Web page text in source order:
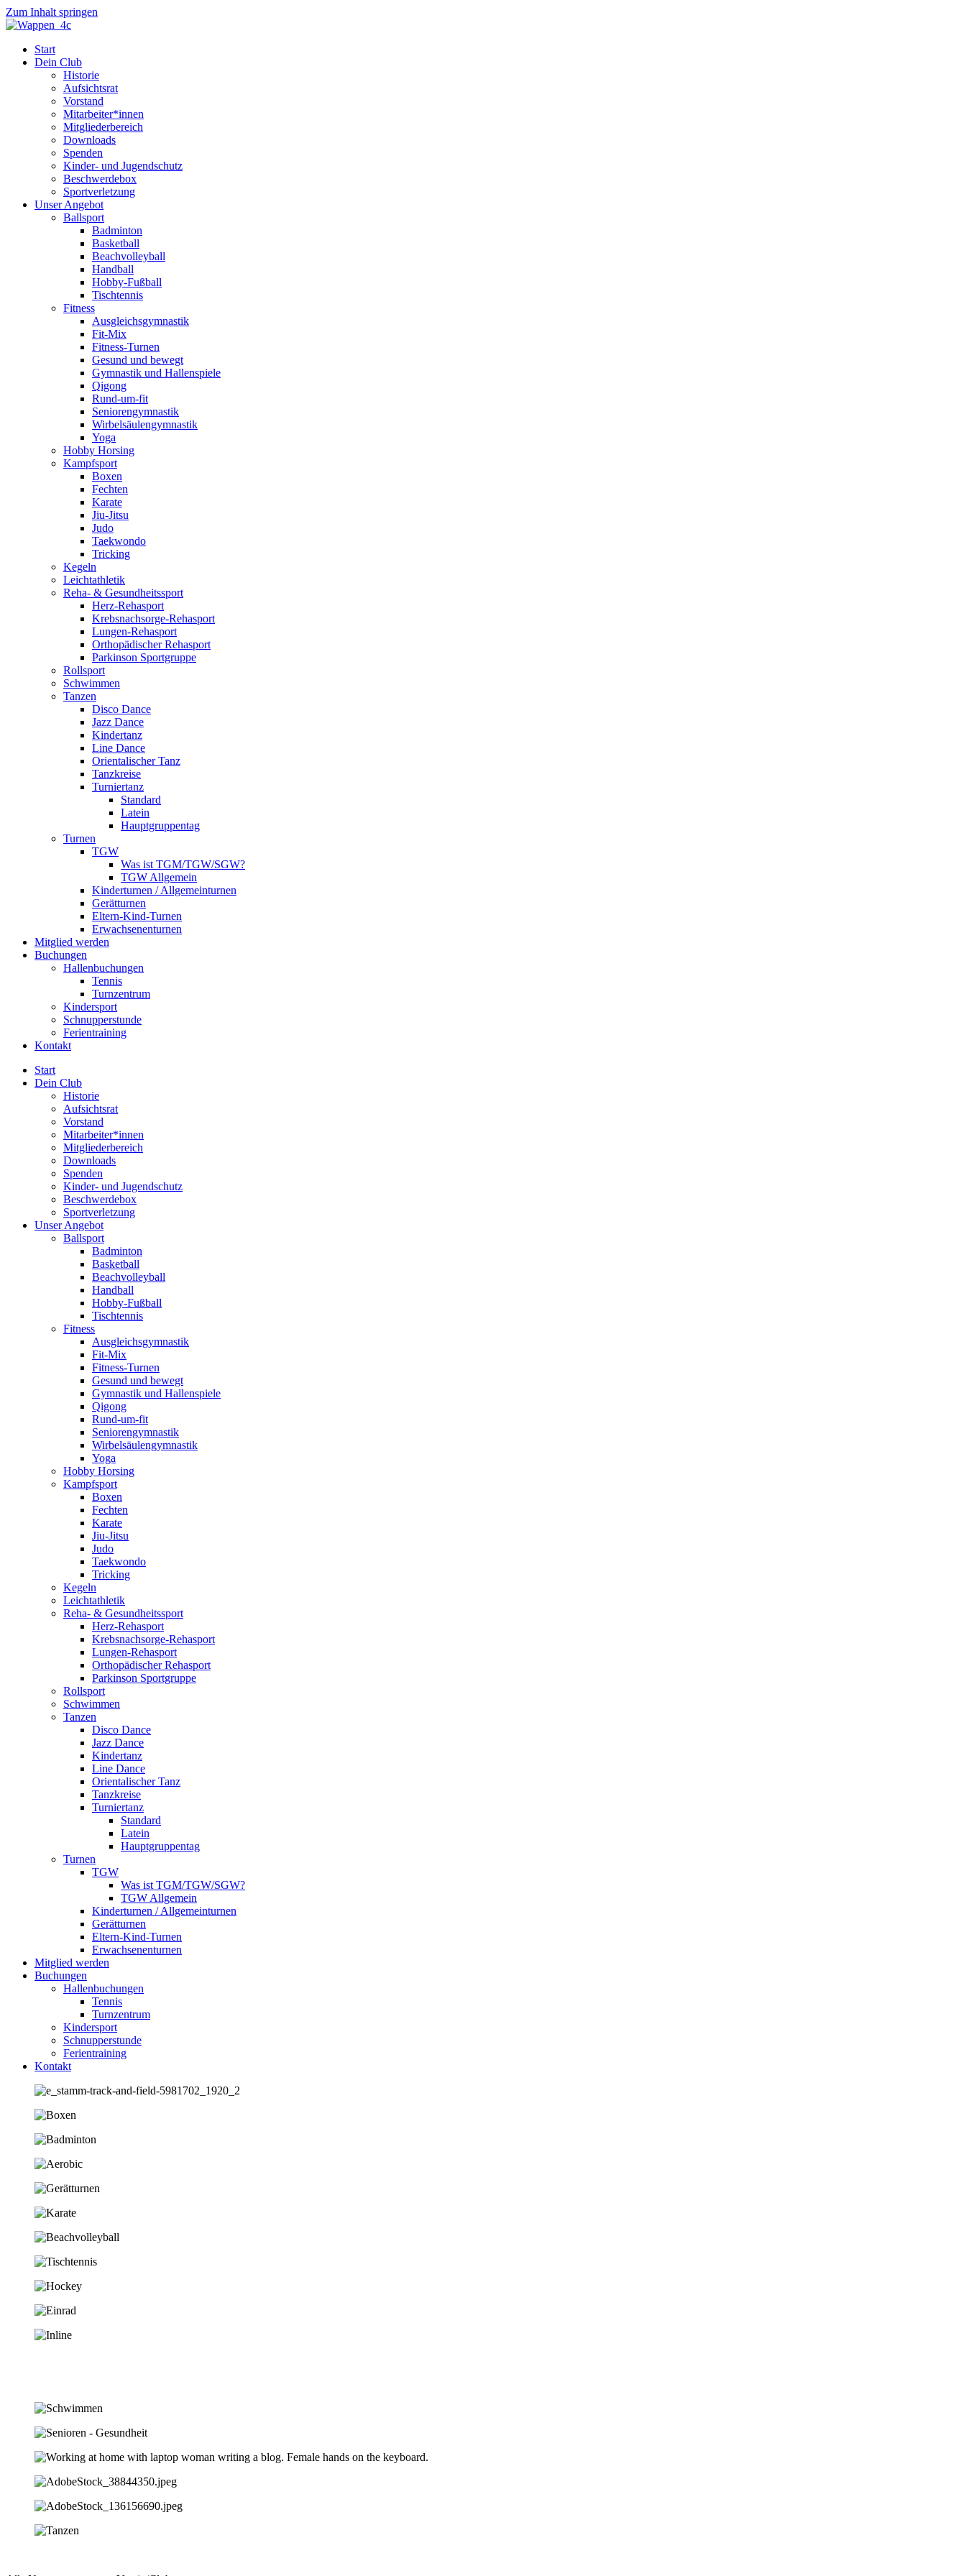
Zum Inhalt springen
Start
Dein Club
Historie
Aufsichtsrat
Vorstand
Mitarbeiter*innen
Mitgliederbereich
Downloads
Spenden
Kinder- und Jugendschutz
Beschwerdebox
Sportverletzung
Unser Angebot
Ballsport
Badminton
Basketball
Beachvolleyball
Handball
Hobby-Fußball
Tischtennis
Fitness
Ausgleichsgymnastik
Fit-Mix
Fitness-Turnen
Gesund und bewegt
Gymnastik und Hallenspiele
Qigong
Rund-um-fit
Seniorengymnastik
Wirbelsäulengymnastik
Yoga
Hobby Horsing
Kampfsport
Boxen
Fechten
Karate
Jiu-Jitsu
Judo
Taekwondo
Tricking
Kegeln
Leichtathletik
Reha- & Gesundheitssport
Herz-Rehasport
Krebsnachsorge-Rehasport
Lungen-Rehasport
Orthopädischer Rehasport
Parkinson Sportgruppe
Rollsport
Schwimmen
Tanzen
Disco Dance
Jazz Dance
Kindertanz
Line Dance
Orientalischer Tanz
Tanzkreise
Turniertanz
Standard
Latein
Hauptgruppentag
Turnen
TGW
Was ist TGM/TGW/SGW?
TGW Allgemein
Kinderturnen / Allgemeinturnen
Gerätturnen
Eltern-Kind-Turnen
Erwachsenenturnen
Mitglied werden
Buchungen
Hallenbuchungen
Tennis
Turnzentrum
Kindersport
Schnupperstunde
Ferientraining
Kontakt
Start
Dein Club
Historie
Aufsichtsrat
Vorstand
Mitarbeiter*innen
Mitgliederbereich
Downloads
Spenden
Kinder- und Jugendschutz
Beschwerdebox
Sportverletzung
Unser Angebot
Ballsport
Badminton
Basketball
Beachvolleyball
Handball
Hobby-Fußball
Tischtennis
Fitness
Ausgleichsgymnastik
Fit-Mix
Fitness-Turnen
Gesund und bewegt
Gymnastik und Hallenspiele
Qigong
Rund-um-fit
Seniorengymnastik
Wirbelsäulengymnastik
Yoga
Hobby Horsing
Kampfsport
Boxen
Fechten
Karate
Jiu-Jitsu
Judo
Taekwondo
Tricking
Kegeln
Leichtathletik
Reha- & Gesundheitssport
Herz-Rehasport
Krebsnachsorge-Rehasport
Lungen-Rehasport
Orthopädischer Rehasport
Parkinson Sportgruppe
Rollsport
Schwimmen
Tanzen
Disco Dance
Jazz Dance
Kindertanz
Line Dance
Orientalischer Tanz
Tanzkreise
Turniertanz
Standard
Latein
Hauptgruppentag
Turnen
TGW
Was ist TGM/TGW/SGW?
TGW Allgemein
Kinderturnen / Allgemeinturnen
Gerätturnen
Eltern-Kind-Turnen
Erwachsenenturnen
Mitglied werden
Buchungen
Hallenbuchungen
Tennis
Turnzentrum
Kindersport
Schnupperstunde
Ferientraining
Kontakt